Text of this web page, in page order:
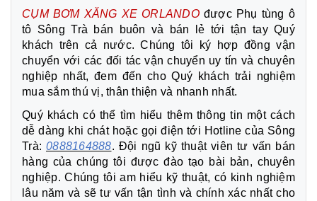
CỤM BƠM XĂNG XE ORLANDO được Phụ tùng ô
tô Sông Trà bán buôn và bán lẻ tới tận tay Quý
khách trên cả nước. Chúng tôi ký hợp đồng vận
chuyển với các đối tác vận chuyển uy tín và chuyên
nghiệp nhất, đem đến cho Quý khách trải nghiệm
mua sắm thú vị, thân thiện và nhanh nhất.
Quý khách có thể tìm hiểu thêm thông tin một cách
dễ dàng khi chát hoặc gọi điện tới Hotline của Sông
Trà: 0888164888. Đội ngũ kỹ thuật viên tư vấn bán
hàng của chúng tôi được đào tạo bài bản, chuyên
nghiệp. Chúng tôi am hiểu kỹ thuật, có kinh nghiệm
lâu năm và sẽ tư vấn tận tình và chính xác nhất cho